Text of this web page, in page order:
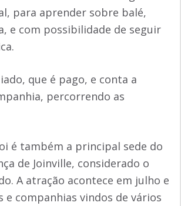
para aprender sobre balé,
e com possibilidade de seguir
que é pago, e conta a
percorrendo as
é também a principal sede do
de Joinville, considerado o
A atração acontece em julho e
e companhias vindos de vários